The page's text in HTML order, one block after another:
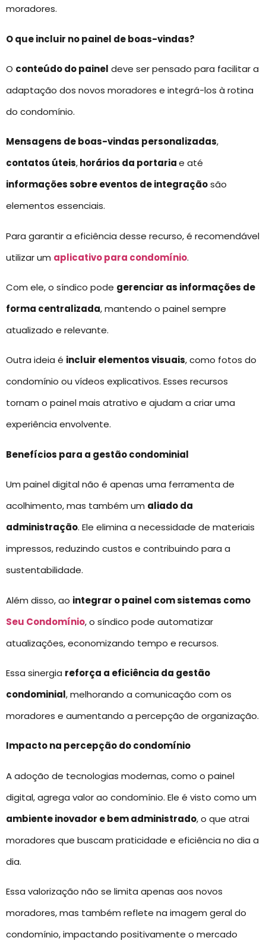
moradores.
O que incluir no painel de boas-vindas?
O conteúdo do painel deve ser pensado para facilitar a
adaptação dos novos moradores e integrá-los à rotina
do condomínio.
Mensagens de boas-vindas personalizadas,
contatos úteis,horários da portariae até
informações sobre eventos de integraçãosão
elementos essenciais.
Para garantir a eficiência desse recurso, é recomendável
utilizar um aplicativo para condomínio.
Com ele, o síndico pode gerenciar as informações de
forma centralizada, mantendo o painel sempre
atualizado e relevante.
Outra ideia é incluir elementos visuais, como fotos do
condomínio ou vídeos explicativos. Esses recursos
tornam o painel mais atrativo e ajudam a criar uma
experiência envolvente.
Benefícios para a gestão condominial
Um painel digital não é apenas uma ferramenta de
acolhimento, mas também um aliado da
administração. Ele elimina a necessidade de materiais
impressos, reduzindo custos e contribuindo para a
sustentabilidade.
Além disso, ao integrar o painel com sistemas como
Seu Condomínio, o síndico pode automatizar
atualizações, economizando tempo e recursos.
Essa sinergia reforça a eficiência da gestão
condominial, melhorando a comunicação com os
moradores e aumentando a percepção de organização.
Impacto na percepção do condomínio
A adoção de tecnologias modernas, como o painel
digital, agrega valor ao condomínio. Ele é visto como um
ambiente inovador e bem administrado, o que atrai
moradores que buscam praticidade e eficiência no dia a
dia.
Essa valorização não se limita apenas aos novos
moradores, mas também reflete na imagem geral do
condomínio, impactando positivamente o mercado